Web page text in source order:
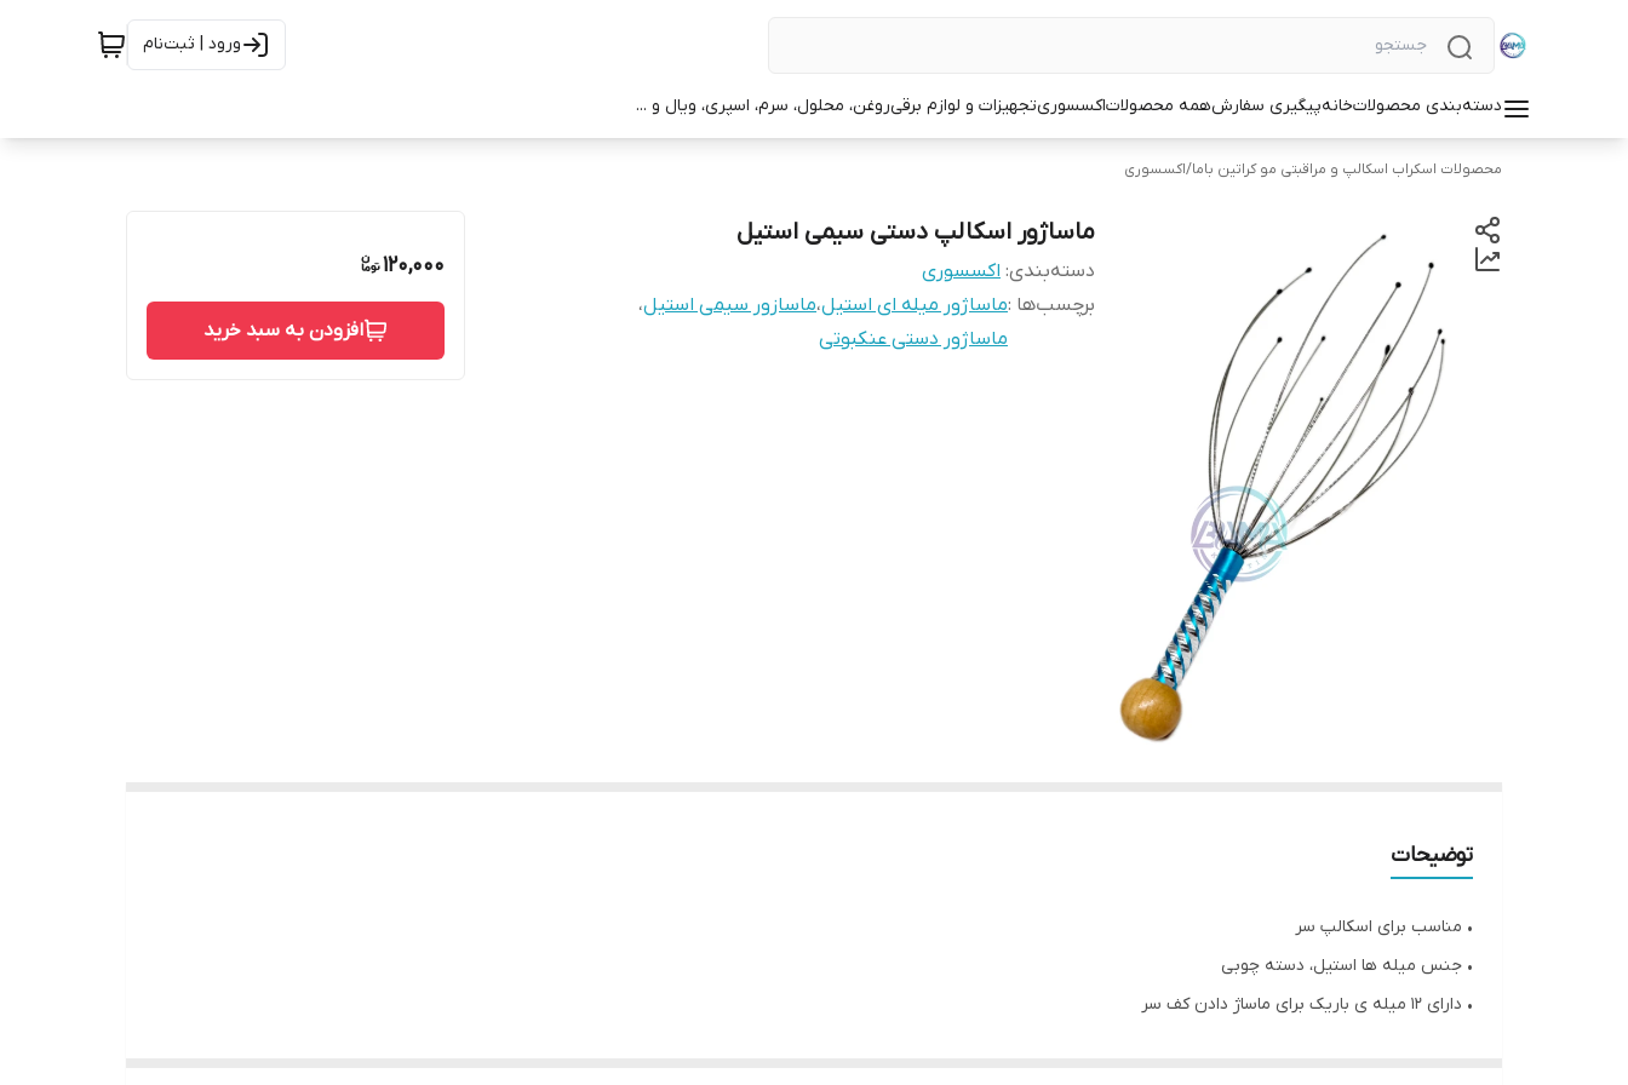
ورود | ثبت‌نام
دسته‌بندی محصولاتخانهپیگیری سفارشهمه محصولاتاکسسوریتجهیزات و لوازم برقیروغن، محلول، سرم، اسپری، ویال و ...
محصولات اسکراب اسکالپ و مراقبتی مو کراتین باما/اکسسوری
ماساژور اسکالپ دستی سیمی استیل
دسته‌بندی: اکسسوری
برچسب‌ها :ماساژور میله ای استیل،ماسازور سیمی استیل،
ماساژور دستی عنکبوتی
120,000
افزودن به سبد خرید
توضیحات
• مناسب برای اسکالپ سر
• جنس میله ها استیل، دسته چوبی
• دارای ۱۲ میله ی باریک برای ماساژ دادن کف سر